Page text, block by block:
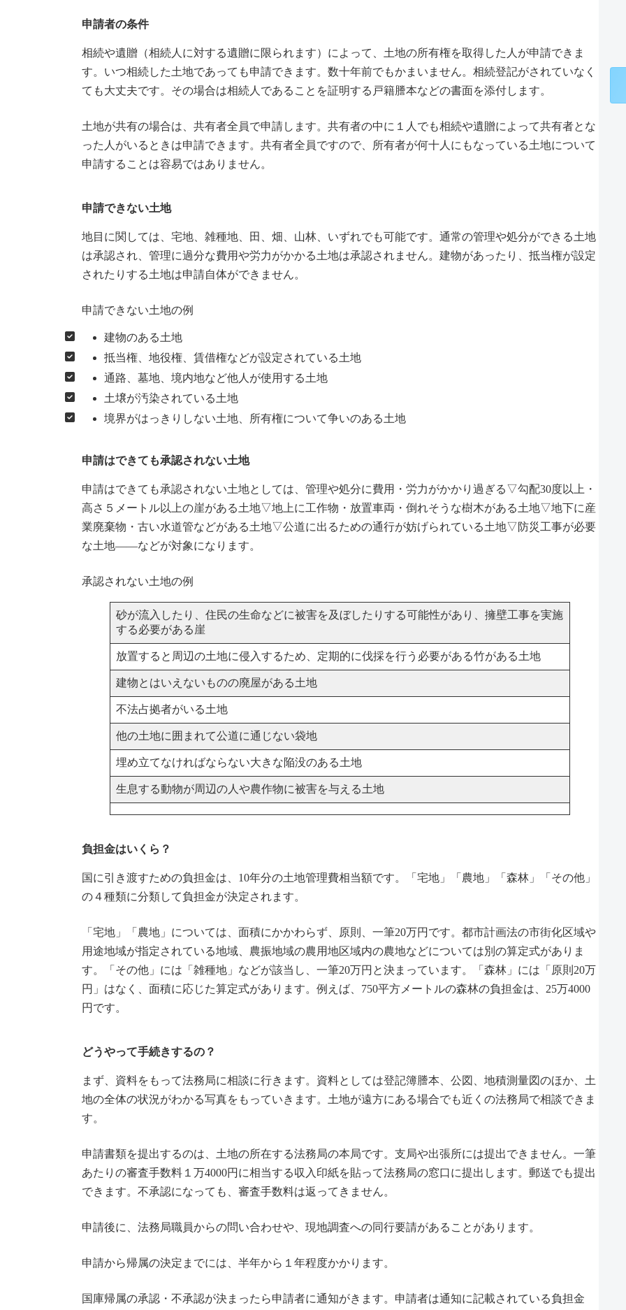
申請者の条件
相続や遺贈（相続人に対する遺贈に限られます）によって、土地の所有権を取得した人が申請できま
す。いつ相続した土地であっても申請できます。数十年前でもかまいません。相続登記がされていなく
ても大丈夫です。その場合は相続人であることを証明する戸籍謄本などの書面を添付します。
土地が共有の場合は、共有者全員で申請します。共有者の中に１人でも相続や遺贈によって共有者とな
った人がいるときは申請できます。共有者全員ですので、所有者が何十人にもなっている土地について
申請することは容易ではありません。
申請できない土地
地目に関しては、宅地、雑種地、田、畑、山林、いずれでも可能です。通常の管理や処分ができる土地
は承認され、管理に過分な費用や労力がかかる土地は承認されません。建物があったり、抵当権が設定
されたりする土地は申請自体ができません。
申請できない土地の例
建物のある土地
抵当権、地役権、賃借権などが設定されている土地
通路、墓地、境内地など他人が使用する土地
土壌が汚染されている土地
境界がはっきりしない土地、所有権について争いのある土地
申請はできても承認されない土地
申請はできても承認されない土地としては、管理や処分に費用・労力がかかり過ぎる▽勾配30度以上・
高さ５メートル以上の崖がある土地▽地上に工作物・放置車両・倒れそうな樹木がある土地▽地下に産
業廃棄物・古い水道管などがある土地▽公道に出るための通行が妨げられている土地▽防災工事が必要
な土地――などが対象になります。
承認されない土地の例
砂が流入したり、住民の生命などに被害を及ぼしたりする可能性があり、擁壁工事を実施
する必要がある崖
放置すると周辺の土地に侵入するため、定期的に伐採を行う必要がある竹がある土地
建物とはいえないものの廃屋がある土地
不法占拠者がいる土地
他の土地に囲まれて公道に通じない袋地
埋め立てなければならない大きな陥没のある土地
生息する動物が周辺の人や農作物に被害を与える土地
負担金はいくら？
国に引き渡すための負担金は、10年分の土地管理費相当額です。「宅地」「農地」「森林」「その他」
の４種類に分類して負担金が決定されます。
「宅地」「農地」については、面積にかかわらず、原則、一筆20万円です。都市計画法の市街化区域や
用途地域が指定されている地域、農振地域の農用地区域内の農地などについては別の算定式がありま
す。「その他」には「雑種地」などが該当し、一筆20万円と決まっています。「森林」には「原則20万
円」はなく、面積に応じた算定式があります。例えば、750平方メートルの森林の負担金は、25万4000
円です。
どうやって手続きするの？
まず、資料をもって法務局に相談に行きます。資料としては登記簿謄本、公図、地積測量図のほか、土
地の全体の状況がわかる写真をもっていきます。土地が遠方にある場合でも近くの法務局で相談できま
す。
申請書類を提出するのは、土地の所在する法務局の本局です。支局や出張所には提出できません。一筆
あたりの審査手数料１万4000円に相当する収入印紙を貼って法務局の窓口に提出します。郵送でも提出
できます。不承認になっても、審査手数料は返ってきません。
申請後に、法務局職員からの問い合わせや、現地調査への同行要請があることがあります。
申請から帰属の決定までには、半年から１年程度かかります。
国庫帰属の承認・不承認が決まったら申請者に通知がきます。申請者は通知に記載されている負担金